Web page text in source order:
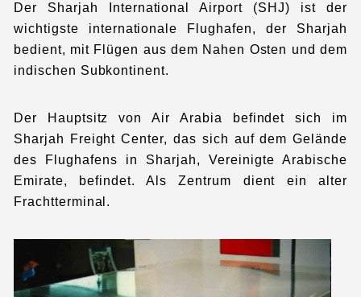
Der Sharjah International Airport (SHJ) ist der
wichtigste internationale Flughafen, der Sharjah
bedient, mit Flügen aus dem Nahen Osten und dem
indischen Subkontinent.
Der Hauptsitz von Air Arabia befindet sich im
Sharjah Freight Center, das sich auf dem Gelände
des Flughafens in Sharjah, Vereinigte Arabische
Emirate, befindet. Als Zentrum dient ein alter
Frachtterminal.